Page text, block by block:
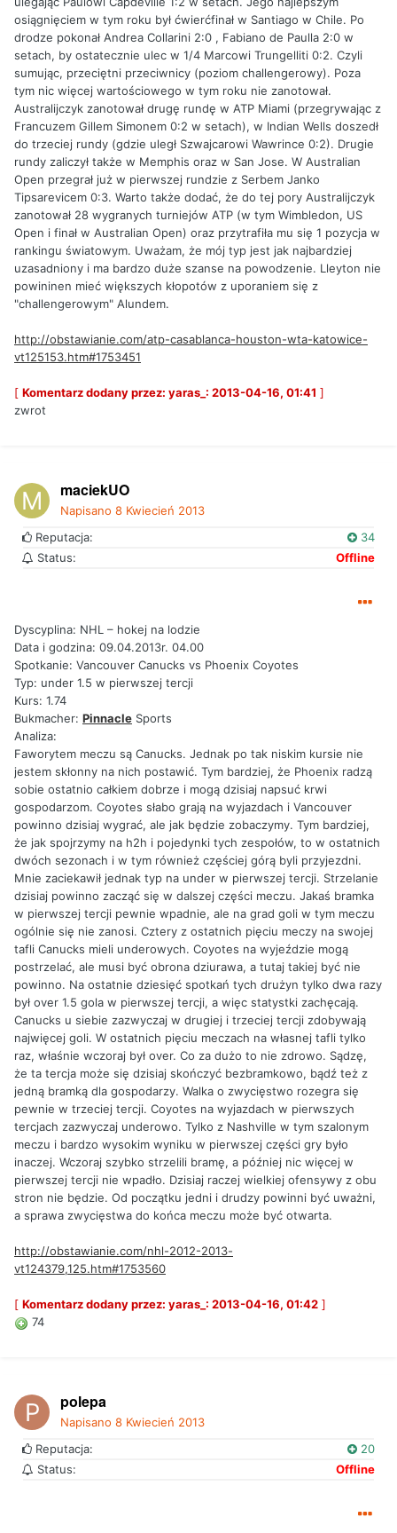
osiągnięciem w tym roku był ćwierćfinał w Santiago w Chile. Po
drodze pokonał Andrea Collarini 2:0 , Fabiano de Paulla 2:0 w
setach, by ostatecznie ulec w 1/4 Marcowi Trungelliti 0:2. Czyli
sumując, przeciętni przeciwnicy (poziom challengerowy). Poza
tym nic więcej wartościowego w tym roku nie zanotował.
Australijczyk zanotował drugę rundę w ATP Miami (przegrywając z
Francuzem Gillem Simonem 0:2 w setach), w Indian Wells doszedł
do trzeciej rundy (gdzie uległ Szwajcarowi Wawrince 0:2). Drugie
rundy zaliczył także w Memphis oraz w San Jose. W Australian
Open przegrał już w pierwszej rundzie z Serbem Janko
Tipsarevicem 0:3. Warto także dodać, że do tej pory Australijczyk
zanotował 28 wygranych turniejów ATP (w tym Wimbledon, US
Open i finał w Australian Open) oraz przytrafiła mu się 1 pozycja w
rankingu światowym. Uważam, że mój typ jest jak najbardziej
uzasadniony i ma bardzo duże szanse na powodzenie. Lleyton nie
powininen mieć większych kłopotów z uporaniem się z
"challengerowym" Alundem.
http://obstawianie.com/atp-casablanca-houston-wta-katowice-
vt125153.htm#1753451
[ Komentarz dodany przez: yaras_: 2013-04-16, 01:41 ]
zwrot
maciekUO
Napisano 8 Kwiecień 2013
Reputacja:
34
Status:
Offline
Dyscyplina: NHL – hokej na lodzie
Data i godzina: 09.04.2013r. 04.00
Spotkanie: Vancouver Canucks vs Phoenix Coyotes
Typ: under 1.5 w pierwszej tercji
Kurs: 1.74
Bukmacher: Pinnacle Sports
Analiza:
Faworytem meczu są Canucks. Jednak po tak niskim kursie nie
jestem skłonny na nich postawić. Tym bardziej, że Phoenix radzą
sobie ostatnio całkiem dobrze i mogą dzisiaj napsuć krwi
gospodarzom. Coyotes słabo grają na wyjazdach i Vancouver
powinno dzisiaj wygrać, ale jak będzie zobaczymy. Tym bardziej,
że jak spojrzymy na h2h i pojedynki tych zespołów, to w ostatnich
dwóch sezonach i w tym również częściej górą byli przyjezdni.
Mnie zaciekawił jednak typ na under w pierwszej tercji. Strzelanie
dzisiaj powinno zacząć się w dalszej części meczu. Jakaś bramka
w pierwszej tercji pewnie wpadnie, ale na grad goli w tym meczu
ogólnie się nie zanosi. Cztery z ostatnich pięciu meczy na swojej
tafli Canucks mieli underowych. Coyotes na wyjeździe mogą
postrzelać, ale musi być obrona dziurawa, a tutaj takiej być nie
powinno. Na ostatnie dziesięć spotkań tych drużyn tylko dwa razy
był over 1.5 gola w pierwszej tercji, a więc statystki zachęcają.
Canucks u siebie zazwyczaj w drugiej i trzeciej tercji zdobywają
najwięcej goli. W ostatnich pięciu meczach na własnej tafli tylko
raz, właśnie wczoraj był over. Co za dużo to nie zdrowo. Sądzę,
że ta tercja może się dzisiaj skończyć bezbramkowo, bądź też z
jedną bramką dla gospodarzy. Walka o zwycięstwo rozegra się
pewnie w trzeciej tercji. Coyotes na wyjazdach w pierwszych
tercjach zazwyczaj underowo. Tylko z Nashville w tym szalonym
meczu i bardzo wysokim wyniku w pierwszej części gry było
inaczej. Wczoraj szybko strzelili bramę, a później nic więcej w
pierwszej tercji nie wpadło. Dzisiaj raczej wielkiej ofensywy z obu
stron nie będzie. Od początku jedni i drudzy powinni być uważni,
a sprawa zwycięstwa do końca meczu może być otwarta.
http://obstawianie.com/nhl-2012-2013-
vt124379,125.htm#1753560
[ Komentarz dodany przez: yaras_: 2013-04-16, 01:42 ]
74
polepa
Napisano 8 Kwiecień 2013
Reputacja:
20
Status:
Offline